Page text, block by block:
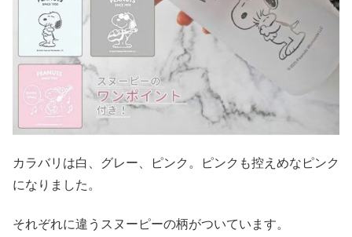
カラバリは白、グレー、ピンク。ピンクも控えめなピンク
になりました。
それぞれに違うスヌーピーの柄がついています。